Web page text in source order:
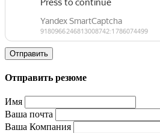
Отправить
Отправить резюме
Имя
Ваша почта
Ваша Компания